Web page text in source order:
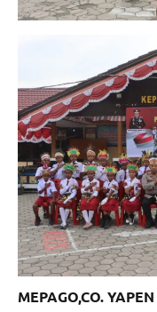
MEPAGO,CO. YAPEN